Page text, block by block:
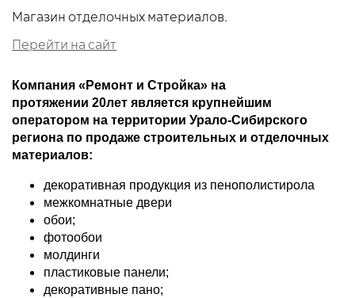
​Магазин отделочных материалов.
Перейти на сайт
Компания «Ремонт и Стройка» на
протяжении 20лет является крупнейшим
оператором на территории Урало-Сибирского
региона по продаже строительных и отделочных
материалов:
декоративная продукция из пенополистирола
межкомнатные двери
обои;
фотообои
молдинги
пластиковые панели;
декоративные пано;